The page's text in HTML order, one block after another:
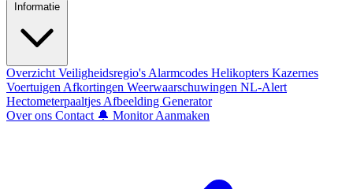
Informatie
Overzicht Veiligheidsregio's Alarmcodes Helikopters Kazernes
Voertuigen Afkortingen Weerwaarschuwingen NL-Alert
Hectometerpaaltjes Afbeelding Generator
Over ons Contact 🔔 Monitor Aanmaken